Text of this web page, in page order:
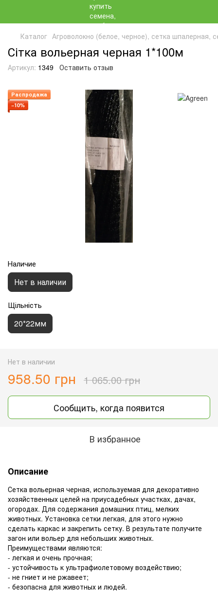
Каталог Агроволокно (белое, черное), сетка шпалерная,
Сітка вольерная черная 1*100м
Артикул: 1349 Оставить отзыв
Распродажа
−10%
Наличие
Нет в наличии
Щільність
20*22мм
Нет в наличии
958.50 грн 1 065.00 грн
Сообщить, когда появится
В избранное
Описание
Сетка вольерная черная, используемая для декоративно
хозяйственных целей на приусадебных участках, дачах,
огородах. Для содержания домашних птиц, мелких
животных. Установка сетки легкая, для этого нужно
сделать каркас и закрепить сетку. В результате получите
загон или вольер для небольших животных.
Преимуществами являются:
- легкая и очень прочная;
- устойчивость к ультрафиолетовому воздействию;
- не гниет и не ржавеет;
- безопасна для животных и людей.